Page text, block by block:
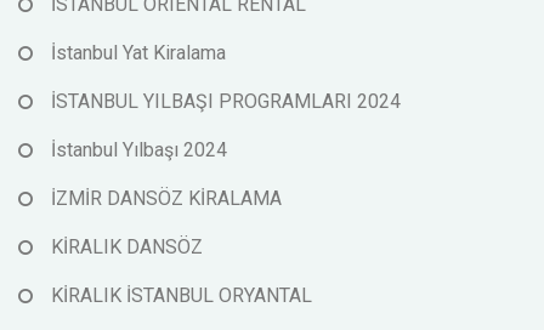
İstanbul Yat Kiralama
İSTANBUL YILBAŞI PROGRAMLARI 2024
İstanbul Yılbaşı 2024
İZMİR DANSÖZ KİRALAMA
KİRALIK DANSÖZ
KİRALIK İSTANBUL ORYANTAL